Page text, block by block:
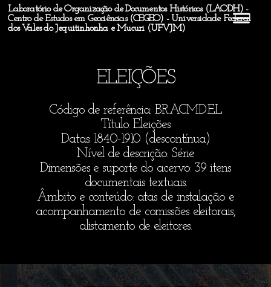
Laboratório de Organização de Documentos Históricos (LAODH) -
Centro de Estudos em Geociências (CEGEO) - Universidade Federal
dos Vales do Jequitinhonha e Mucuri (UFVJM)
ELEIÇÕES
Código de referência: BR.ACMD.EL
Título: Eleições
Datas: 1840-1910 (descontínua)
Nível de descrição: Série
Dimensões e suporte do acervo: 39 itens
documentais textuais.
Âmbito e conteúdo: atas de instalação e
acompanhamento de comissões eleitorais,
alistamento de eleitores.